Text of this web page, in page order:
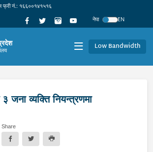
फ्री नं.: १६६००१४१५१६
नेपा
EN
Low Bandwidth
जना व्यक्ति नियन्त्रणमा
Share